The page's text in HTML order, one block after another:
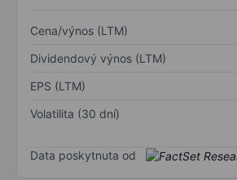
Cena/výnos (LTM)
Dividendový výnos (LTM)
EPS (LTM)
Volatilita (30 dní)
Data poskytnuta od